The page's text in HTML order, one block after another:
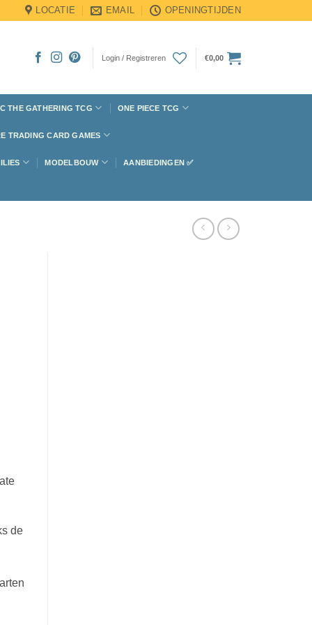
LOCATIE EMAIL OPENINGTIJDEN
Login / Registreren €0,00
THE GATHERING TCG ONE PIECE TCG
TRADING CARD GAMES
MODELBOUW AANBIEDINGEN ✅
de